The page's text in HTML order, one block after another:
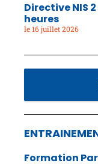
Directive NIS
heures
16 juillet 2026
Formation